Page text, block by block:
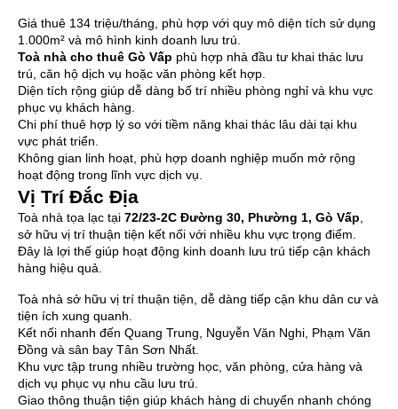
Giá thuê 134 triệu/tháng, phù hợp với quy mô diện tích sử dụng
1.000m² và mô hình kinh doanh lưu trú.
Toà nhà cho thuê Gò Vấp phù hợp nhà đầu tư khai thác lưu
trú, căn hộ dịch vụ hoặc văn phòng kết hợp.
Diện tích rộng giúp dễ dàng bố trí nhiều phòng nghỉ và khu vực
phục vụ khách hàng.
Chi phí thuê hợp lý so với tiềm năng khai thác lâu dài tại khu
vực phát triển.
Không gian linh hoạt, phù hợp doanh nghiệp muốn mở rộng
hoạt động trong lĩnh vực dịch vụ.
Vị Trí Đắc Địa
Toà nhà tọa lạc tại 72/23-2C Đường 30, Phường 1, Gò Vấp,
sở hữu vị trí thuận tiện kết nối với nhiều khu vực trọng điểm.
Đây là lợi thế giúp hoạt động kinh doanh lưu trú tiếp cận khách
hàng hiệu quả.
Toà nhà sở hữu vị trí thuận tiện, dễ dàng tiếp cận khu dân cư và
tiện ích xung quanh.
Kết nối nhanh đến Quang Trung, Nguyễn Văn Nghi, Phạm Văn
Đồng và sân bay Tân Sơn Nhất.
Khu vực tập trung nhiều trường học, văn phòng, cửa hàng và
dịch vụ phục vụ nhu cầu lưu trú.
Giao thông thuận tiện giúp khách hàng di chuyển nhanh chóng